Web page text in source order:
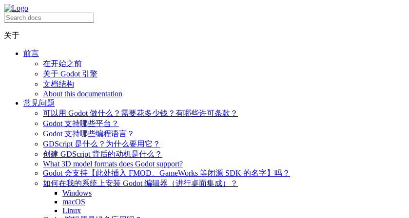
关于
前言
在开始之前
关于 Godot 引擎
文档结构
About this documentation
常见问题
可以用 Godot 做什么？需要花多少钱？有哪些许可条款？
Godot 支持哪些平台？
Godot 支持哪些编程语言？
GDScript 是什么？为什么要用它？
创建 GDScript 背后的动机是什么？
What 3D model formats does Godot support?
Godot 会支持【此处插入 FMOD、GameWorks 等闭源 SDK 的名字】吗？
如何在我的系统上安装 Godot 编辑器（进行桌面集成）？
Windows
macOS
Linux